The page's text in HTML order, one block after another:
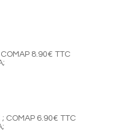
8.90€ TTC
COMAP 6.90€ TTC